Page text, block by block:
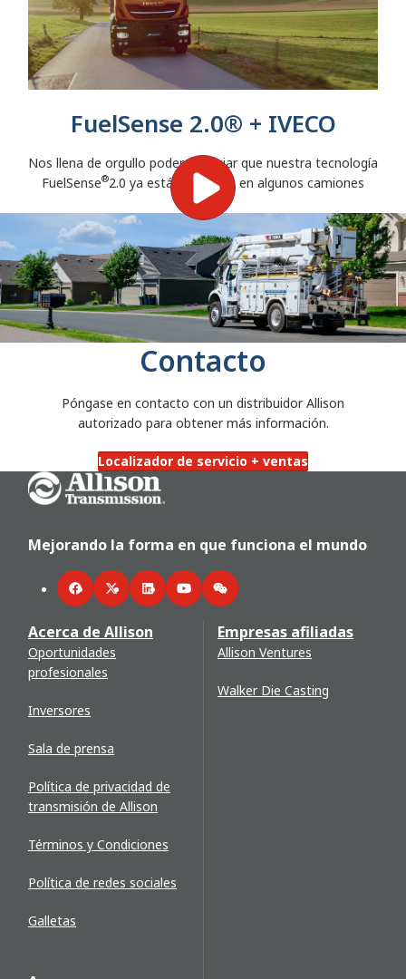
FuelSense 2.0® + IVECO
Nos llena de orgullo poder anunciar que nuestra tecnología
FuelSense®2.0 ya está disponible en algunos camiones
IVECO.
Contacto
Póngase en contacto con un distribuidor Allison
autorizado para obtener más información.
Localizador de servicio + ventas
Go Home
Mejorando la forma en que funciona el mundo
FacebookTwitterLinkedInYouTubeWeChat
Acerca de Allison
Oportunidades
profesionales
Inversores
Sala de prensa
Política de privacidad de
transmisión de Allison
Términos y Condiciones
Política de redes sociales
Galletas
Empresas afiliadas
Allison Ventures
Walker Die Casting